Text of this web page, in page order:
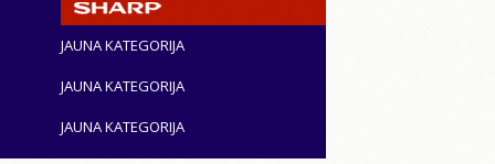
JAUNA KATEGORIJA
JAUNA KATEGORIJA
JAUNA KATEGORIJA